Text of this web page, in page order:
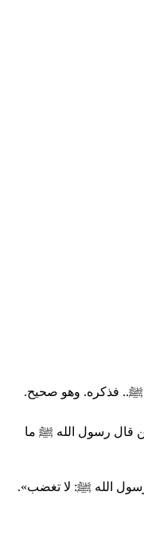
ﷺ.. فذكره. وهو صحيح.
قال رسول الله ﷺ ما
الله ﷺ: لا تغضب».